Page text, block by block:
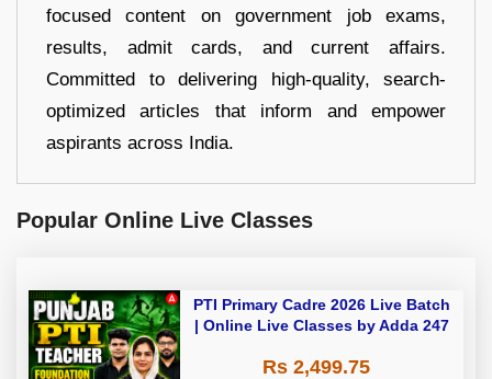
focused content on government job exams,
results, admit cards, and current affairs.
Committed to delivering high-quality, search-
optimized articles that inform and empower
aspirants across India.
Popular Online Live Classes
PTI Primary Cadre 2026 Live Batch
| Online Live Classes by Adda 247
Rs 2,499.75